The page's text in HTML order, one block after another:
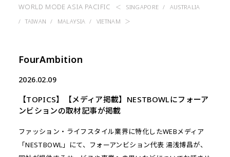
SUSTAINABILITY
WORLD MODE ASIA PACIFIC
SINGAPORE
AUSTRALIA
TAIWAN
MALAYSIA VIETNAM
FourAmbition
2026.02.09
【TOPICS】【メディア掲載】NESTBOWLにフォーア
ンビションの取材記事が掲載
ファッション・ライフスタイル業界に特化したWEBメディア
「NESTBOWL」にて、フォーアンビション代表 湯浅博昌が、